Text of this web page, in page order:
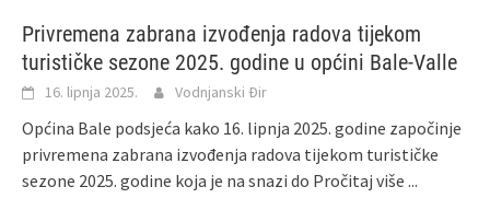
Privremena zabrana izvođenja radova tijekom
turističke sezone 2025. godine u općini Bale-Valle
16. lipnja 2025. Vodnjanski Đir
Općina Bale podsjeća kako 16. lipnja 2025. godine započinje
privremena zabrana izvođenja radova tijekom turističke
sezone 2025. godine koja je na snazi do Pročitaj više ...